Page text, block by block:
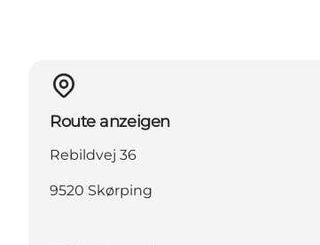
Route anzeigen
Rebildvej 36
9520 Skørping